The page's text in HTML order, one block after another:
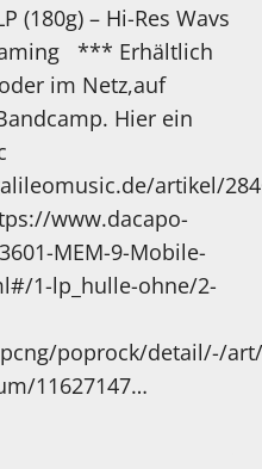
– Hi-Res Wavs
*** Erhältlich
im Netz,auf
Hier ein
artikel/
www.dacapo-
MEM-9-Mobile-
1-lp_hulle-ohne/2-
poprock/detail/-/
11627147…